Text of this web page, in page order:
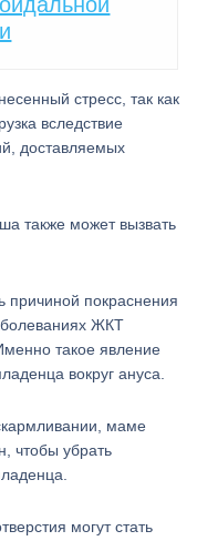
стресс, так как
вследствие
доставляемых
также может вызвать
причиной покраснения
ЖКТ
такое явление
вокруг ануса.
маме
чтобы убрать
могут стать